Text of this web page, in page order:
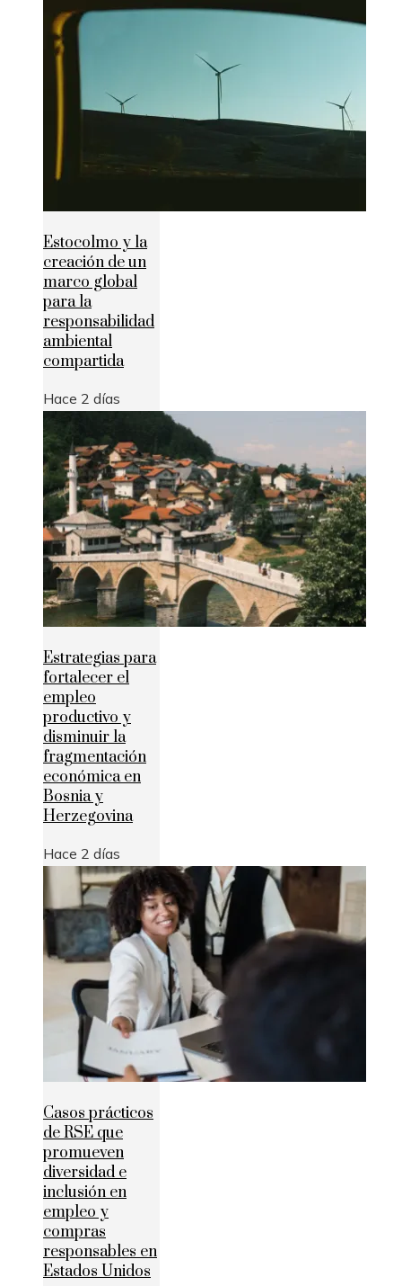
Estocolmo y la
creación de un
marco global
para la
responsabilidad
ambiental
compartida
Hace 2 días
Estrategias para
fortalecer el
empleo
productivo y
disminuir la
fragmentación
económica en
Bosnia y
Herzegovina
Hace 2 días
Casos prácticos
de RSE que
promueven
diversidad e
inclusión en
empleo y
compras
responsables en
Estados Unidos